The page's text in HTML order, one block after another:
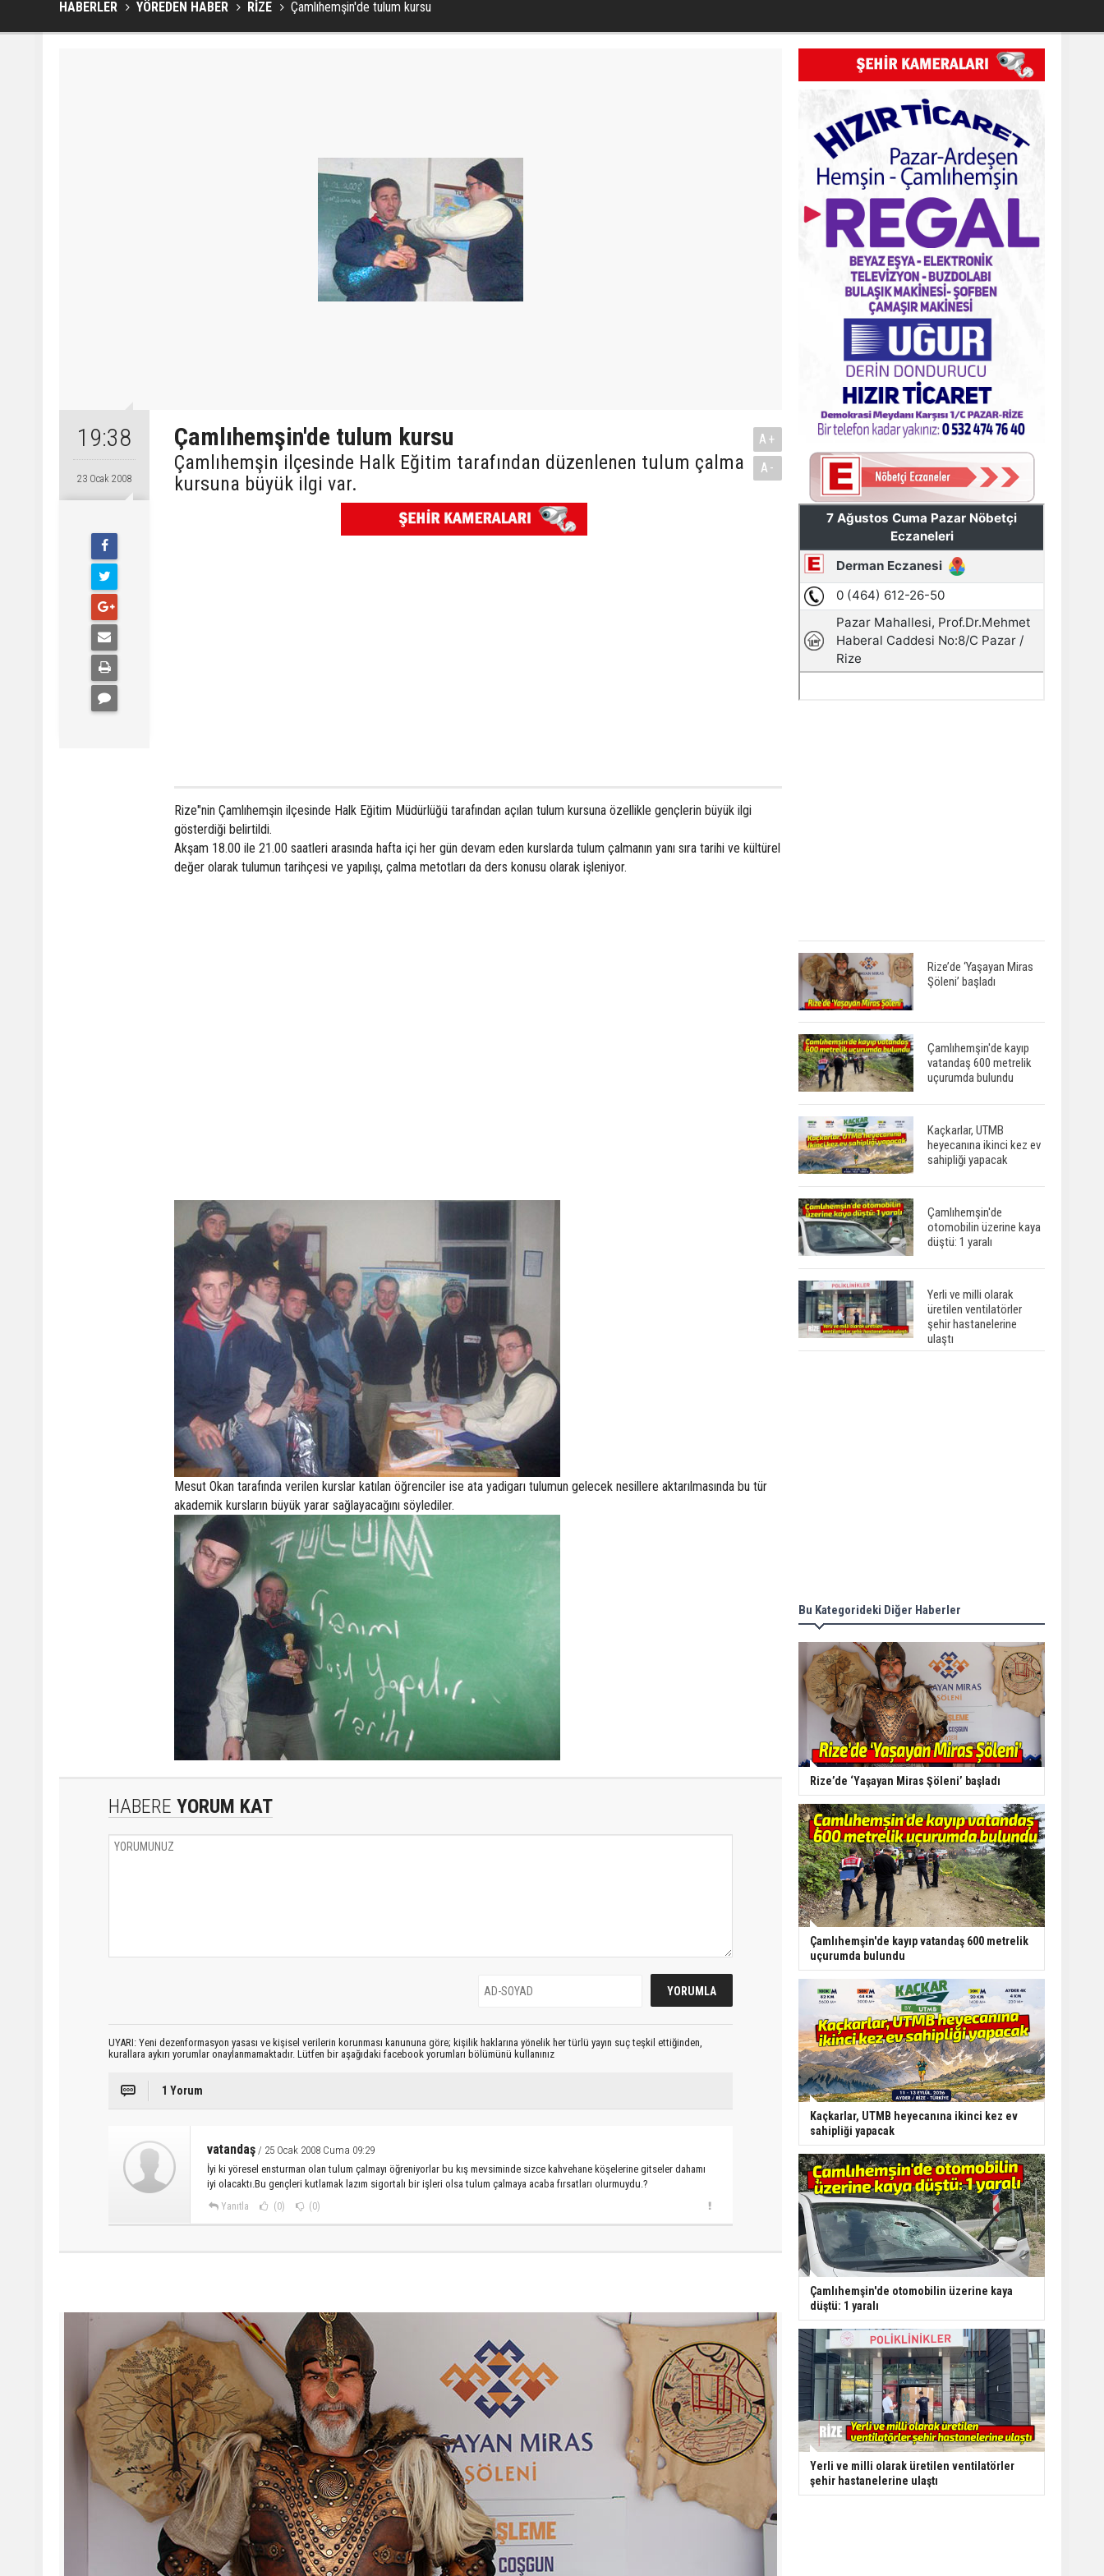
HABERLER YÖREDEN HABER RİZE Çamlıhemşin'de tulum kursu
19:38
23 Ocak 2008
Çamlıhemşin'de tulum kursu
Çamlıhemşin ilçesinde Halk Eğitim tarafından düzenlenen tulum çalma
kursuna büyük ilgi var.
A+
A-
Rize"nin Çamlıhemşin ilçesinde Halk Eğitim Müdürlüğü tarafından açılan tulum kursuna özellikle gençlerin büyük ilgi
gösterdiği belirtildi.
Akşam 18.00 ile 21.00 saatleri arasında hafta içi her gün devam eden kurslarda tulum çalmanın yanı sıra tarihi ve kültürel
değer olarak tulumun tarihçesi ve yapılışı, çalma metotları da ders konusu olarak işleniyor.
Mesut Okan tarafında verilen kurslar katılan öğrenciler ise ata yadigarı tulumun gelecek nesillere aktarılmasında bu tür
akademik kursların büyük yarar sağlayacağını söylediler.
HABERE YORUM KAT
UYARI: Yeni dezenformasyon yasası ve kişisel verilerin korunması kanununa göre; kişilik haklarına yönelik her türlü yayın suç teşkil ettiğinden,
kurallara aykırı yorumlar onaylanmamaktadır. Lütfen bir aşağıdaki facebook yorumları bölümünü kullanınız
1 Yorum
vatandaş / 25 Ocak 2008 Cuma 09:29
İyi ki yöresel ensturman olan tulum çalmayı öğreniyorlar bu kış mevsiminde sizce kahvehane köşelerine gitseler dahamı
iyi olacaktı.Bu gençleri kutlamak lazım sigortalı bir işleri olsa tulum çalmaya acaba fırsatları olurmuydu.?
Yanıtla (0) (0)
Rize’de ‘Yaşayan Miras
Şöleni’ başladı
Çamlıhemşin'de kayıp
vatandaş 600 metrelik
uçurumda bulundu
Kaçkarlar, UTMB
heyecanına ikinci kez ev
sahipliği yapacak
Çamlıhemşin'de
otomobilin üzerine kaya
düştü: 1 yaralı
Yerli ve milli olarak
üretilen ventilatörler
şehir hastanelerine
ulaştı
Bu Kategorideki Diğer Haberler
Rize’de ‘Yaşayan Miras Şöleni’ başladı
Çamlıhemşin'de kayıp vatandaş 600 metrelik
uçurumda bulundu
Kaçkarlar, UTMB heyecanına ikinci kez ev
sahipliği yapacak
Çamlıhemşin'de otomobilin üzerine kaya
düştü: 1 yaralı
Yerli ve milli olarak üretilen ventilatörler
şehir hastanelerine ulaştı